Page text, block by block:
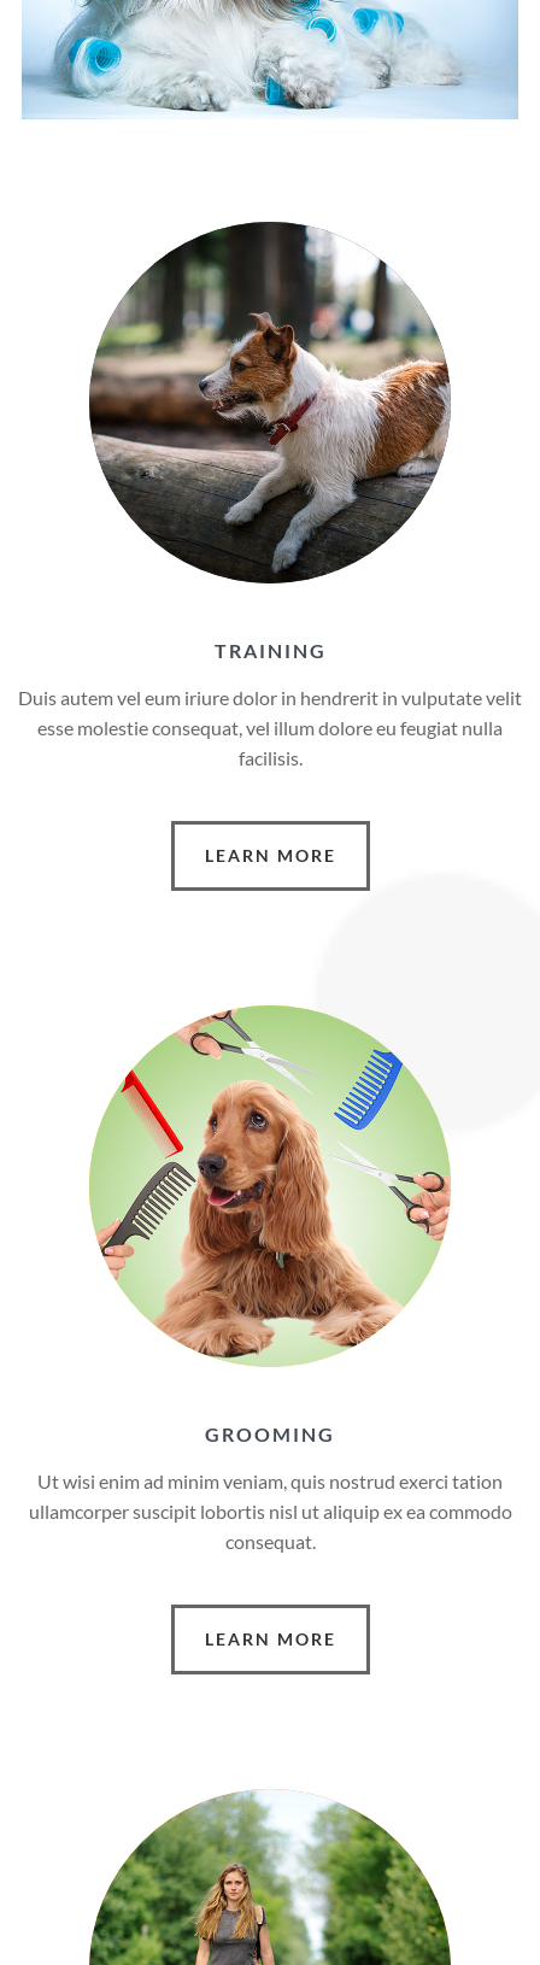
TRAINING
Duis autem vel eum iriure dolor in hendrerit in vulputate velit
esse molestie consequat, vel illum dolore eu feugiat nulla
facilisis.
LEARN MORE
GROOMING
Ut wisi enim ad minim veniam, quis nostrud exerci tation
ullamcorper suscipit lobortis nisl ut aliquip ex ea commodo
consequat.
LEARN MORE